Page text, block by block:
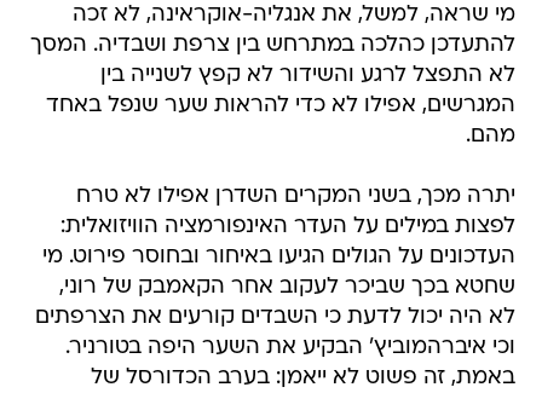
מי שראה, למשל, את אנגליה-אוקראינה, לא זכה
להתעדכן כהלכה במתרחש בין צרפת ושבדיה. המסך
לא התפצל לרגע והשידור לא קפץ לשנייה בין
המגרשים, אפילו לא כדי להראות שער שנפל באחד
מהם.
יתרה מכך, בשני המקרים השדרן אפילו לא טרח
לפצות במילים על העדר האינפורמציה הוויזואלית:
העדכונים על הגולים הגיעו באיחור ובחוסר פירוט. מי
שחטא בכך שביכר לעקוב אחר הקאמבק של רוני,
לא היה יכול לדעת כי השבדים קורעים את הצרפתים
וכי איברהמוביץ' הבקיע את השער היפה בטורניר.
באמת, זה פשוט לא ייאמן: בערב הכדורסל של